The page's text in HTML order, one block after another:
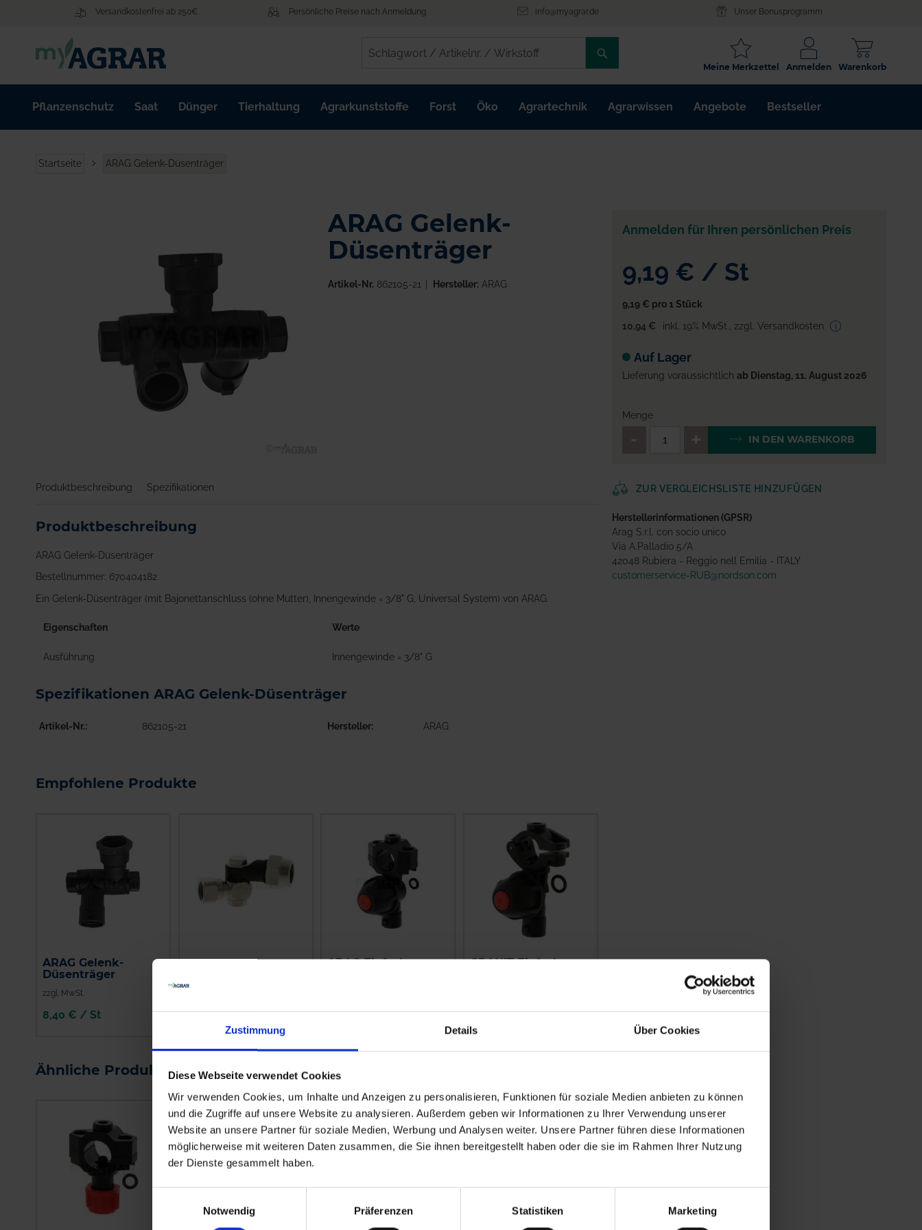
Zustimmung Details Über Cookies
Diese Webseite verwendet Cookies
Wir verwenden Cookies, um Inhalte und Anzeigen zu personalisieren, Funktionen für soziale Medien anbieten zu können
und die Zugriffe auf unsere Website zu analysieren. Außerdem geben wir Informationen zu Ihrer Verwendung unserer
Website an unsere Partner für soziale Medien, Werbung und Analysen weiter. Unsere Partner führen diese Informationen
möglicherweise mit weiteren Daten zusammen, die Sie ihnen bereitgestellt haben oder die sie im Rahmen Ihrer Nutzung
der Dienste gesammelt haben.
Notwendig
Präferenzen Statistiken Marketing
Versandkostenfrei ab 250€ Persönliche Preise nach Anmeldung info@myagrar.de Unser Bonusprogramm
/
ARTIKELNR.
/
Warenkorb
Anmelden
Meine Merkzettel
Pflanzenschutz Saat Dünger Tierhaltung Agrarkunststoffe Forst Öko Agrartechnik Agrarwissen Angebote Bestseller
Startseite ARAG Gelenk-Düsenträger
der
springen
ARAG Gelenk-
Düsenträger
Artikel-Nr. 862105-21 Hersteller:ARAG
Produktbeschreibung Spezifikationen
Produktbeschreibung
ARAG Gelenk-Düsenträger
Bestellnummer: 670404182
Ein Gelenk-Düsenträger (mit Bajonettanschluss (ohne Mutter), Innengewinde = 3/8" G, Universal System) von ARAG.
Eigenschaften Werte
Ausführung Innengewinde = 3/8" G
Spezifikationen ARAG Gelenk-Düsenträger
Artikel-Nr. 862105-21 Hersteller ARAG
Empfohlene Produkte
ARAG Gelenk-
Düsenträger
zzgl. MwSt.
8,40 € / St 9,95 € / St
WARENKORB
ARAG Einfach-
5,29 € / St
WARENKORB
GRANIT Einfach-
5,57 € / St
WARENKORB
Ähnliche Produkte
Anmelden für Ihren persönlichen Preis
9,19 € / St
9,19 € pro 1 Stück
10,94 €
inkl. 19% MwSt. zzgl. Versandkosten
Auf Lager
Lieferung voraussichtlich ab Dienstag, 11. August 2026
Menge
QTY_CONTROL_DECREASE
IN DEN WARENKORB
ZUR VERGLEICHSLISTE HINZUFÜGEN
Herstellerinformationen (GPSR)
Arag S.r.l. con socio unico
Via A.Palladio 5/A
42048 Rubiera - Reggio nell Emilia - ITALY
customerservice-RUB@nordson.com